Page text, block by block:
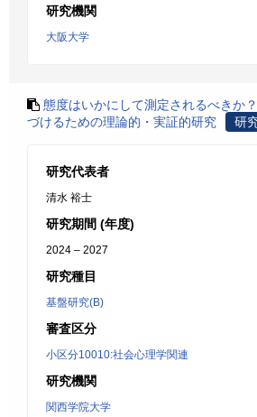
研究機関
大阪大学
態度はいかにして測定されるべきか
づけるための理論的・実証的研究
研
研究代表者
清水 裕士
研究期間 (年度)
2024 – 2027
研究種目
基盤研究(B)
審査区分
小区分10010:社会心理学関連
研究機関
関西学院大学